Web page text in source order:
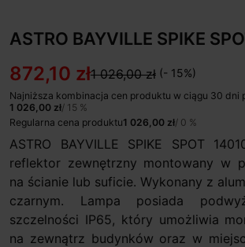
ASTRO BAYVILLE SPIKE
872,10 zł1 026,00 zł (- 15%)
Najniższa kombinacja cen produktu w ciągu 30 dni
1 026,00 zł/ 15 %
Regularna cena produktu1 026,00 zł/ 0 %
ASTRO BAYVILLE SPIKE SPOT
reflektor zewnętrzny montowany w
na ścianie lub suficie. Wykonany z
czarnym. Lampa posiada
szczelności IP65, który umożliwia
na zewnątrz budynków oraz w